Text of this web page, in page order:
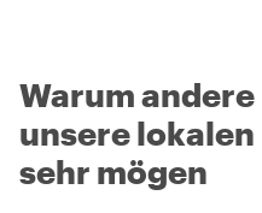
Warum andere
unsere
sehr mögen